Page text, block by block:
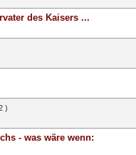
des Kaisers ...
durchschnittlich
45
)von 5 durchschnittlich
4
- was wäre wenn:
durchschnittlich
45